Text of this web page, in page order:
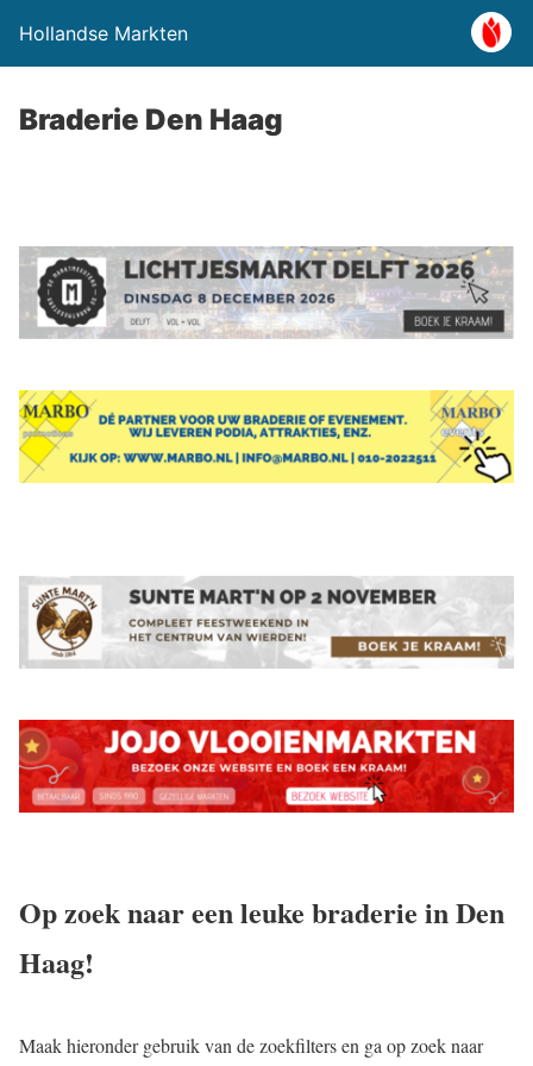
Hollandse Markten
Braderie Den Haag
Op zoek naar een leuke braderie in Den
Haag!
Maak hieronder gebruik van de zoekfilters en ga op zoek naar